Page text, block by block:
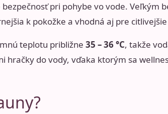
pri pohybe vo vode. Veľkým
k pokožke a vhodná aj pre
teplotu približne 35 – 36 °C, takže
hračky do vody, vďaka ktorým sa